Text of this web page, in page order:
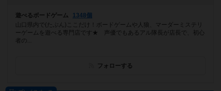
遊べるボードゲーム
1348個
山口県内で(たぶん)ここだけ！ボードゲームや人狼、マーダーミステリ
ーゲームを遊べる専門店です★ 声優でもあるアル隊長が店長で、初心
者の...
フォローする